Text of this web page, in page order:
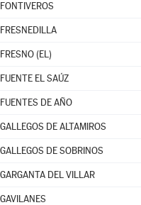
FONTIVEROS
FRESNEDILLA
FRESNO (EL)
FUENTE EL SAÚZ
FUENTES DE AÑO
GALLEGOS DE ALTAMIROS
GALLEGOS DE SOBRINOS
GARGANTA DEL VILLAR
GAVILANES